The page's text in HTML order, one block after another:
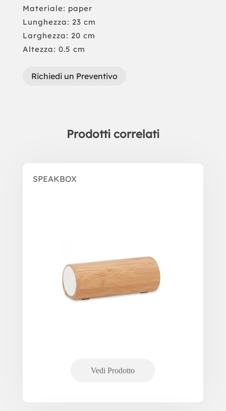
Materiale: paper
Lunghezza: 23 cm
Larghezza: 20 cm
Altezza: 0.5 cm
Richiedi un Preventivo
Prodotti correlati
SPEAKBOX